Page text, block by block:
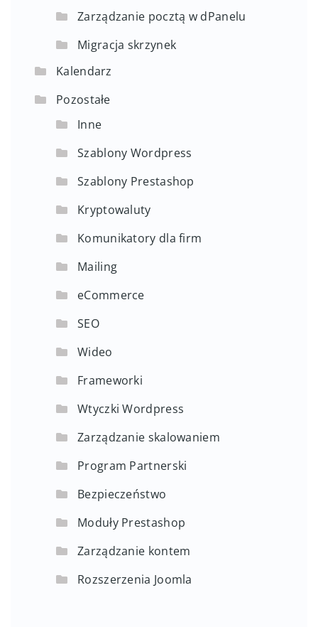
Zarządzanie pocztą w dPanelu
Migracja skrzynek
Kalendarz
Pozostałe
Inne
Szablony Wordpress
Szablony Prestashop
Kryptowaluty
Komunikatory dla firm
Mailing
eCommerce
SEO
Wideo
Frameworki
Wtyczki Wordpress
Zarządzanie skalowaniem
Program Partnerski
Bezpieczeństwo
Moduły Prestashop
Zarządzanie kontem
Rozszerzenia Joomla